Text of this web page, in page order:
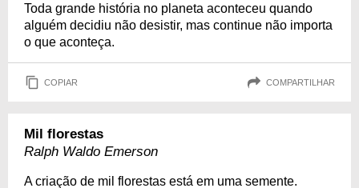
Toda grande história no planeta aconteceu quando
alguém decidiu não desistir, mas continue não importa
o que aconteça.
COPIAR COMPARTILHAR
Mil florestas
Ralph Waldo Emerson
A criação de mil florestas está em uma semente.